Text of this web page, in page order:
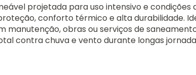
projetada para uso intensivo e condições
conforto térmico e alta durabilidade.
manutenção, obras ou serviços de
contra chuva e vento durante longas